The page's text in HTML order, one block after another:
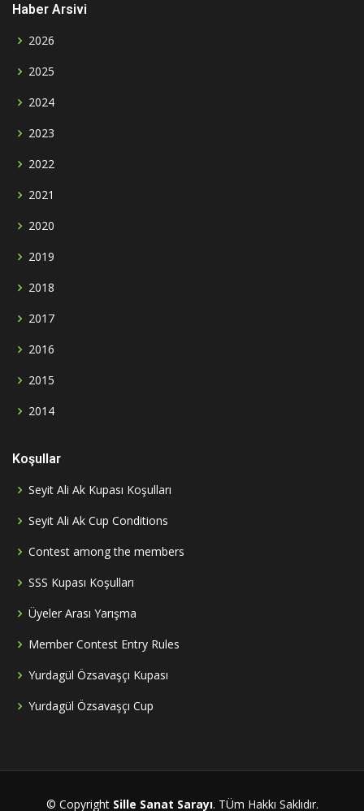
Haber Arsivi
2026
2025
2024
2023
2022
2021
2020
2019
2018
2017
2016
2015
2014
Koşullar
Seyit Ali Ak Kupası Koşulları
Seyit Ali Ak Cup Conditions
Contest among the members
SSS Kupası Koşulları
Üyeler Arası Yarışma
Member Contest Entry Rules
Yurdagül Özsavaşçı Kupası
Yurdagül Özsavaşçı Cup
© Copyright Sille Sanat Sarayı. TÜm Hakkı Saklıdır.